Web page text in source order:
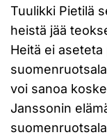
Tuulikki Pietilä
heistä jää
Heitä ei
voi sanoa
Janssonin